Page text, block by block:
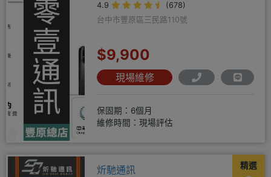
4.9
(678)
台中市豐原區三民路110號
$9,900
現場維修
保固期：6個月
維修時間：現場評估
精選
炘馳通訊